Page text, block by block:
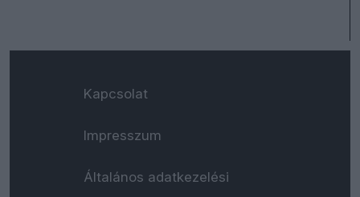
Kapcsolat
Impresszum
Általános adatkezelési